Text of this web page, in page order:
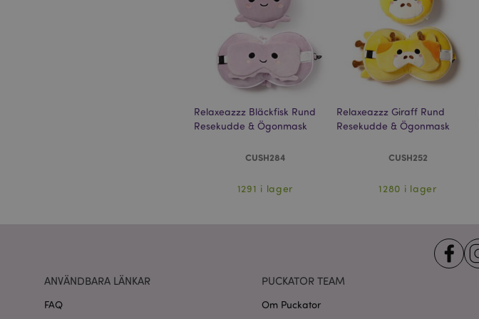
Relaxeazzz Bläckfisk Rund
Resekudde & Ögonmask
CUSH284
1291 i lager
Relaxeazzz Giraff Rund
Resekudde & Ögonmask
CUSH252
1280 i lager
ANVÄNDBARA LÄNKAR
FAQ
PUCKATOR TEAM
Om Puckator
www.puckator.se
searchReport-log
Adobe Inc.
www.puckator.se
recently_compared_product_previous
Adobe Inc.
www.puckator.se
section_data_ids
product_data_storage
Adobe Inc.
form_key
Adobe Inc.
Adobe Inc.
Googles sekretesspolicy